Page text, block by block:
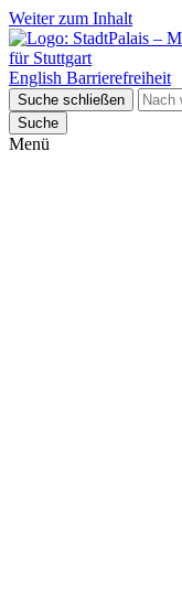
Weiter zum Inhalt
für Stuttgart
English Barrierefreiheit
Suche schließen
Suche
Menü